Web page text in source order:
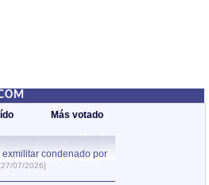
Más votado
condenado por
07/2026]